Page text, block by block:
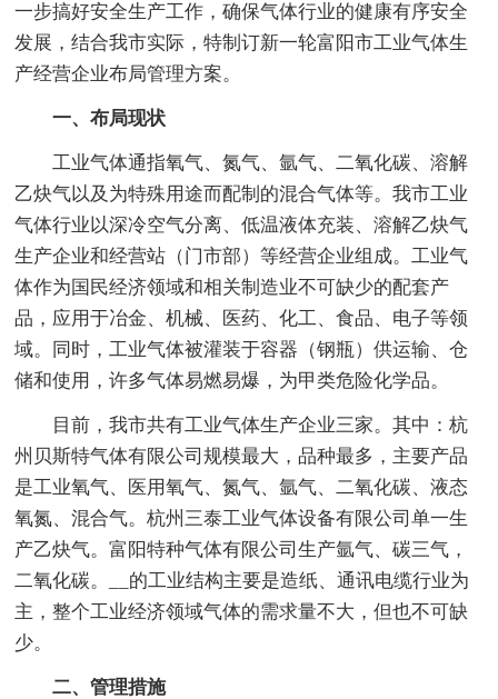
一步搞好安全生产工作，确保气体行业的健康有序安全
发展，结合我市实际，特制订新一轮富阳市工业气体生
产经营企业布局管理方案。
一、布局现状
工业气体通指氧气、氮气、氩气、二氧化碳、溶解
乙炔气以及为特殊用途而配制的混合气体等。我市工业
气体行业以深冷空气分离、低温液体充装、溶解乙炔气
生产企业和经营站（门市部）等经营企业组成。工业气
体作为国民经济领域和相关制造业不可缺少的配套产
品，应用于冶金、机械、医药、化工、食品、电子等领
域。同时，工业气体被灌装于容器（钢瓶）供运输、仓
储和使用，许多气体易燃易爆，为甲类危险化学品。
目前，我市共有工业气体生产企业三家。其中：杭
州贝斯特气体有限公司规模最大，品种最多，主要产品
是工业氧气、医用氧气、氮气、氩气、二氧化碳、液态
氧氮、混合气。杭州三泰工业气体设备有限公司单一生
产乙炔气。富阳特种气体有限公司生产氩气、碳三气，
二氧化碳。__的工业结构主要是造纸、通讯电缆行业为
主，整个工业经济领域气体的需求量不大，但也不可缺
少。
二、管理措施